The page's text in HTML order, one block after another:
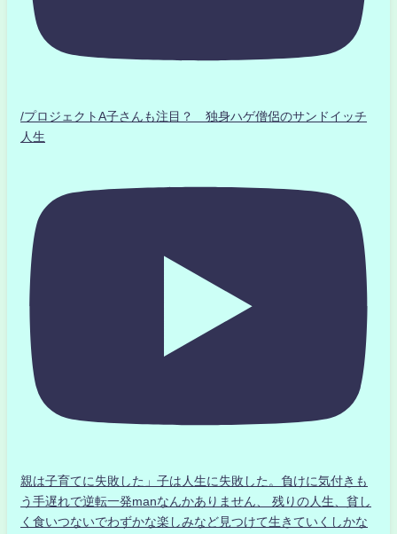
/プロジェクトA子さんも注目？ 独身ハゲ僧侶のサンドイッチ
人生
親は子育てに失敗した」子は人生に失敗した。負けに気付きも
う手遅れで逆転一発manなんかありません、 残りの人生、貧し
く食いつないでわずかな楽しみなど見つけて生きていくしかな